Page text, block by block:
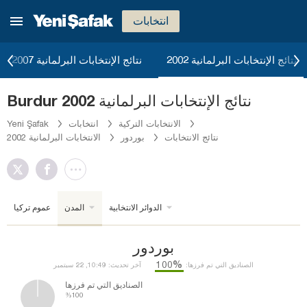
انتخابات
نتائج الإنتخابات البرلمانية 2007 نتائج الإنتخابات البرلمانية 2002
Burdur نتائج الإنتخابات البرلمانية 2002
Yeni Şafak انتخابات
الانتخابات التركية
الانتخابات البرلمانية 2002
بوردور نتائج الانتخابات
عموم تركيا المدن الدوائر الانتخابية
بوردور
آخر تحديث: 10:49, 22 سبتمبر الصناديق التي تم فرزها: %100
الصناديق التي تم فرزها
%100